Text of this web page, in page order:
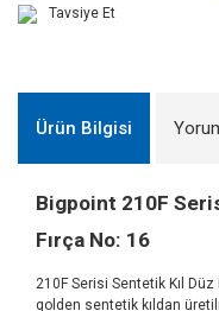
Tavsiye Et
Ürün Bilgisi
Bigpoint 210F
Fırça No: 16
210F Serisi Sentetik Kıl
golden sentetik kıldan